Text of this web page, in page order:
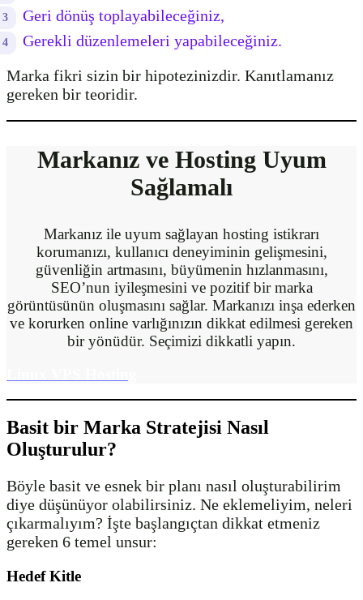
Geri dönüş toplayabileceğiniz,
Gerekli düzenlemeleri yapabileceğiniz.
Marka fikri sizin bir hipotezinizdir. Kanıtlamanız
gereken bir teoridir.
Markanız ve Hosting Uyum
Sağlamalı
Markanız ile uyum sağlayan hosting istikrarı
korumanızı, kullanıcı deneyiminin gelişmesini,
güvenliğin artmasını, büyümenin hızlanmasını,
SEO’nun iyileşmesini ve pozitif bir marka
görüntüsünün oluşmasını sağlar. Markanızı inşa ederken
ve korurken online varlığınızın dikkat edilmesi gereken
bir yönüdür. Seçimizi dikkatli yapın.
Basit bir Marka Stratejisi Nasıl
Oluşturulur?
Böyle basit ve esnek bir planı nasıl oluşturabilirim
diye düşünüyor olabilirsiniz. Ne eklemeliyim, neleri
çıkarmalıyım? İşte başlangıçtan dikkat etmeniz
gereken 6 temel unsur:
Hedef Kitle